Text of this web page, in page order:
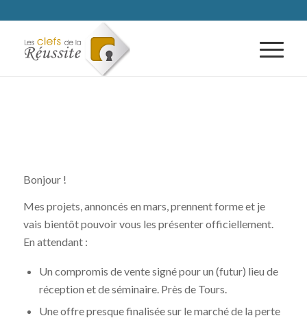
Bonjour !
Mes projets, annoncés en mars, prennent forme et je
vais bientôt pouvoir vous les présenter officiellement.
En attendant :
Un compromis de vente signé pour un (futur) lieu de
réception et de séminaire. Près de Tours.
Une offre presque finalisée sur le marché de la perte